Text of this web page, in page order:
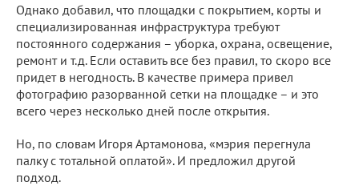
Однако добавил, что площадки с покрытием, корты и
специализированная инфраструктура требуют
постоянного содержания – уборка, охрана, освещение,
ремонт и т.д. Если оставить все без правил, то скоро все
придет в негодность. В качестве примера привел
фотографию разорванной сетки на площадке – и это
всего через несколько дней после открытия.
Но, по словам Игоря Артамонова, «мэрия перегнула
палку с тотальной оплатой». И предложил другой
подход.